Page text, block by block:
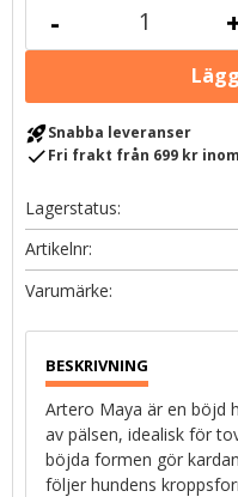
-
rocket_launchSnabba leveranser
checkFri frakt från 699 kr
Lagerstatus
Artikelnr
Artero Maya är en böjd
av pälsen, idealisk för
böjda formen gör
följer hundens